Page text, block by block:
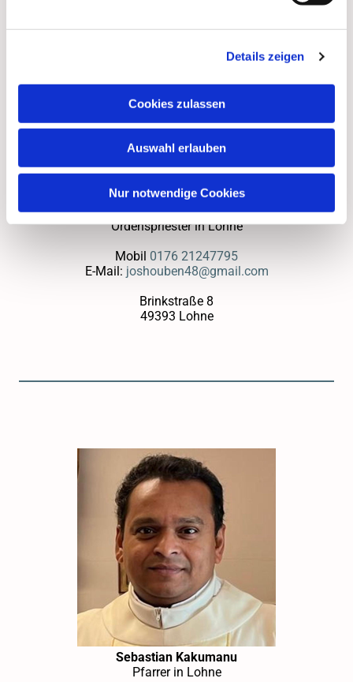
Details zeigen
Cookies zulassen
Auswahl erlauben
Nur notwendige Cookies
P. Jos Houben SDS
Ordenspriester in Lohne
Mobil 0176 21247795
E-Mail: joshouben48@gmail.com
Brinkstraße 8
49393 Lohne
Sebastian Kakumanu
Pfarrer in Lohne